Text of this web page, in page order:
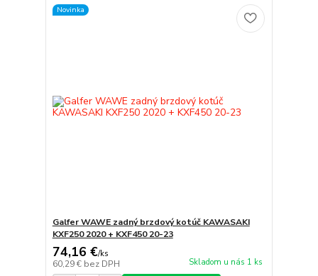
Novinka
Galfer WAWE zadný brzdový kotúč KAWASAKI
KXF250 2020 + KXF450 20-23
74,16 €/ks
60,29 € bez DPH Skladom u nás 1 ks